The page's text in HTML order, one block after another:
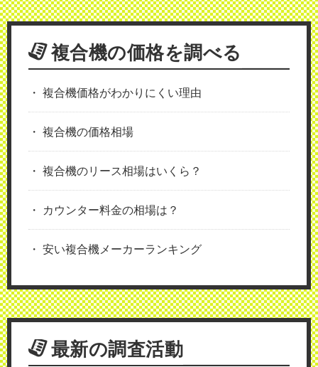
複合機の価格を調べる
複合機価格がわかりにくい理由
複合機の価格相場
複合機のリース相場はいくら？
カウンター料金の相場は？
安い複合機メーカーランキング
最新の調査活動